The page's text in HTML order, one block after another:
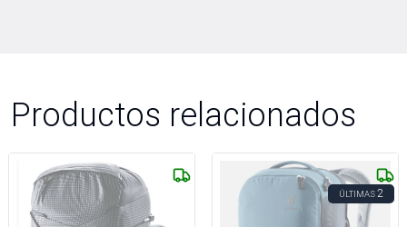
Productos relacionados
ÚLTIMAS2